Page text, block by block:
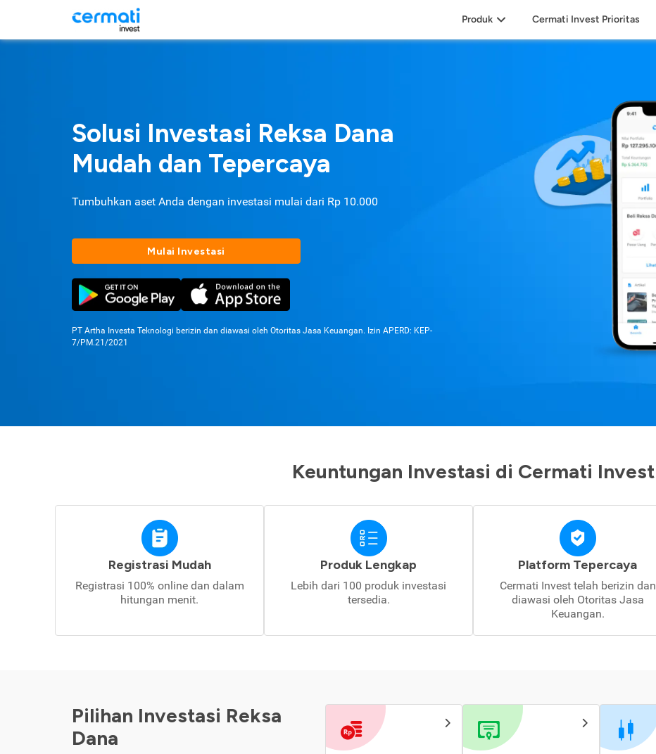
Produk Cermati Invest Prioritas
Solusi Investasi Reksa Dana
Mudah dan Tepercaya
Tumbuhkan aset Anda dengan investasi mulai dari Rp 10.000
Mulai Investasi
PT Artha Investa Teknologi berizin dan diawasi oleh Otoritas Jasa Keuangan. Izin APERD: KEP-
7/PM.21/2021
Keuntungan Investasi di Cermati Invest
Registrasi Mudah
Registrasi 100% online dan dalam
hitungan menit.
Produk Lengkap
Lebih dari 100 produk investasi
tersedia.
Platform Tepercaya
Cermati Invest telah berizin dan
diawasi oleh Otoritas Jasa
Keuangan.
Pilihan Investasi Reksa
Dana